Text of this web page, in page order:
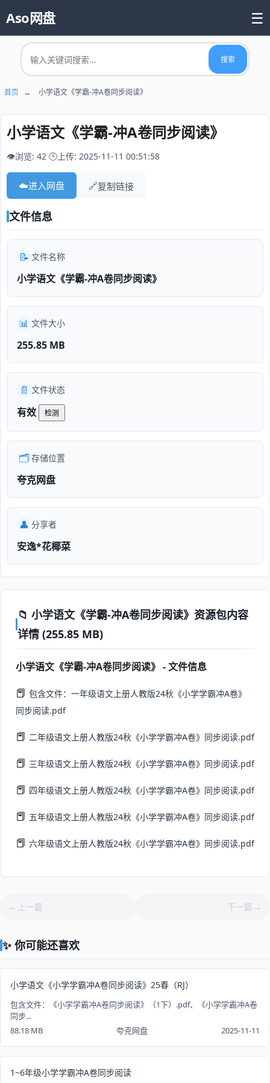
Aso网盘 ☰
首页
📚 热门资源
搜索
首页 → 小学语文《学霸-冲A卷同步阅读》
小学语文《学霸-冲A卷同步阅读》
👁️浏览: 42 🕒上传: 2025-11-11 00:51:58
☁️进入网盘 🔗复制链接
文件信息
📝 文件名称
小学语文《学霸-冲A卷同步阅读》
📊 文件大小
255.85 MB
📄 文件状态
有效 检测
🗂️存储位置
夸克网盘
👤 分享者
安逸*花椰菜
📁 小学语文《学霸-冲A卷同步阅读》资源包内容
详情 (255.85 MB)
小学语文《学霸-冲A卷同步阅读》 - 文件信息
📕 包含文件：一年级语文上册人教版24秋《小学学霸冲A卷》
同步阅读.pdf
📕 二年级语文上册人教版24秋《小学学霸冲A卷》同步阅读.pdf
📕 三年级语文上册人教版24秋《小学学霸冲A卷》同步阅读.pdf
📕 四年级语文上册人教版24秋《小学学霸冲A卷》同步阅读.pdf
📕 五年级语文上册人教版24秋《小学学霸冲A卷》同步阅读.pdf
📕 六年级语文上册人教版24秋《小学学霸冲A卷》同步阅读.pdf
上一篇 下一篇
✨ 你可能还喜欢
小学语文《小学学霸冲A卷同步阅读》25春（RJ）
包含文件：《小学学霸冲A卷同步阅读》（1下）.pdf、《小学学霸冲A卷
同步...
88.18 MB
夸克网盘 2025-11-11
1~6年级小学学霸冲A卷同步阅读